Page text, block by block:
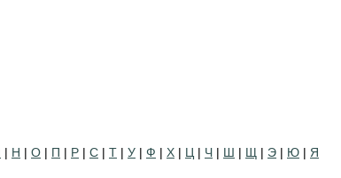
| Н | О | П | Р | С | Т | У | Ф | Х | Ц | Ч | Ш | Щ | Э | Ю | Я